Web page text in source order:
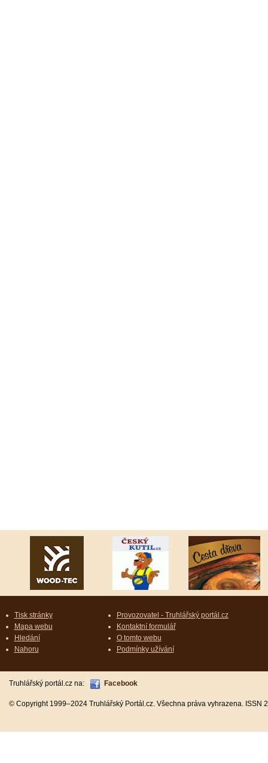
Tisk stránky
Mapa webu
Hledání
Nahoru
Provozovatel - Truhlářský portál.cz
Kontaktní formulář
O tomto webu
Podmínky užívání
Truhlářský portál.cz na: Facebook
© Copyright 1999–2024 Truhlářský Portál.cz. Všechna práva vyhrazena.